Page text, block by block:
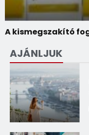
A kismegszakító
AJÁNLJUK